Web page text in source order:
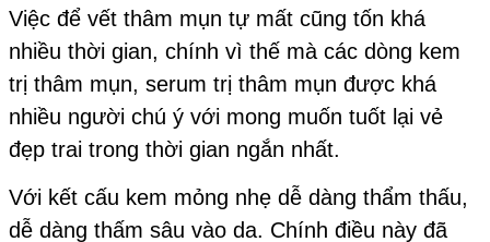
Việc để vết thâm mụn tự mất cũng tốn khá
nhiều thời gian, chính vì thế mà các dòng kem
trị thâm mụn, serum trị thâm mụn được khá
nhiều người chú ý với mong muốn tuốt lại vẻ
đẹp trai trong thời gian ngắn nhất.
Với kết cấu kem mỏng nhẹ dễ dàng thẩm thấu,
dễ dàng thấm sâu vào da. Chính điều này đã